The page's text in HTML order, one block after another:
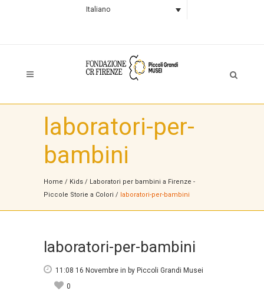
Italiano
laboratori-per-
bambini
Home / Kids / Laboratori per bambini a Firenze -
Piccole Storie a Colori / laboratori-per-bambini
laboratori-per-bambini
11:08 16 Novembre in by Piccoli Grandi Musei
0